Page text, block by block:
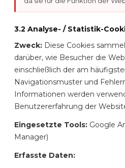
3.2 Analyse- / Statistik-
Zweck: Diese Cookies
darüber, wie Besucher die
einschließlich der am
Navigationsmuster und
Informationen werden
Benutzererfahrung der
Eingesetzte Tools: Google
Manager)
Erfasste Daten: